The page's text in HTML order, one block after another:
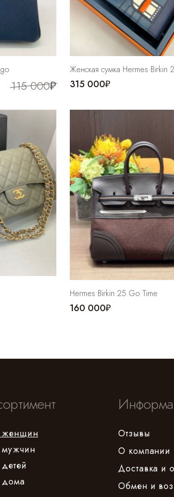
115 000₽
Женская сумка Hermes Birkin
315 000₽
Hermes Birkin 25 Go Time
160 000₽
Отзывы
О компании
Доставка и
Обмен и